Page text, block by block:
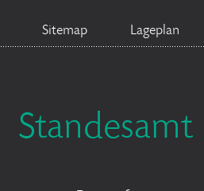
Sitemap Lageplan
Standesamt